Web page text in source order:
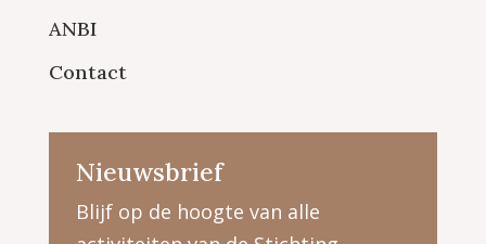
ANBI
Contact
Nieuwsbrief
Blijf op de hoogte van alle